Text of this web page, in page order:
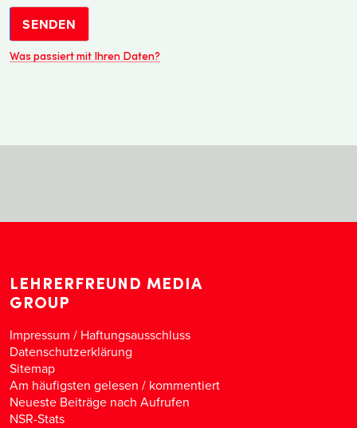
SENDEN
Was passiert mit Ihren Daten?
LEHRERFREUND MEDIA
GROUP
Impressum / Haftungsausschluss
Datenschutzerklärung
Sitemap
Am häufigsten gelesen / kommentiert
Neueste Beiträge nach Aufrufen
NSR-Stats